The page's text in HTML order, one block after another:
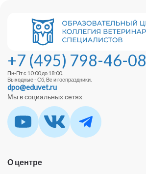
+7 (495) 798-46-08
Пн-Пт с 10:00 до 18:00.
Выходные - Сб, Вс и госпраздники.
dpo@eduvet.ru
Мы в социальных сетях
О центре